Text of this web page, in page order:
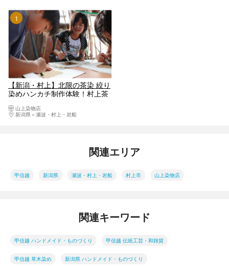
1位
【新潟・村上】北限の茶染 絞り
染めハンカチ制作体験！村上茶
ハンカチが作れるプラン♪※３枚
以上よりご予約できます※
山上染物店
新潟県
瀬波・村上・岩船
関連エリア
甲信越 新潟県 瀬波・村上・岩船 村上市 山上染物店
関連キーワード
甲信越 ハンドメイド・ものづくり 甲信越 伝統工芸・和雑貨
甲信越 草木染め 新潟県 ハンドメイド・ものづくり